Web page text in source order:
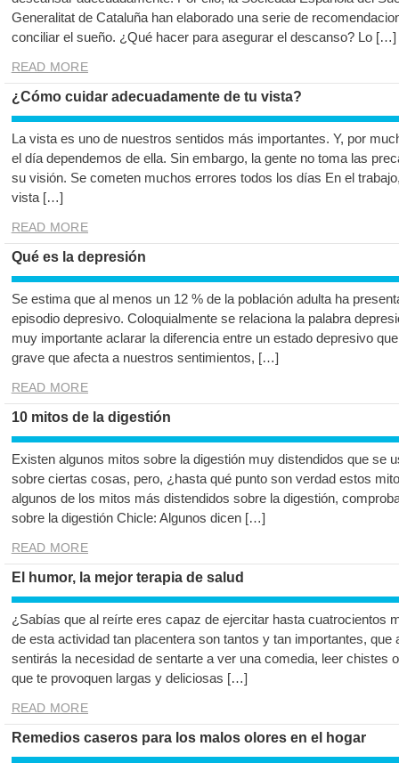
Generalitat de Cataluña han elaborado una serie de
conciliar el sueño. ¿Qué hacer para asegurar el descanso? Lo […]
READ MORE
¿Cómo cuidar adecuadamente de tu vista?
La vista es uno de nuestros sentidos más importantes. Y, por
el día dependemos de ella. Sin embargo, la gente no toma las
su visión. Se cometen muchos errores todos los días En el
vista […]
READ MORE
Qué es la depresión
Se estima que al menos un 12 % de la población adulta ha
episodio depresivo. Coloquialmente se relaciona la palabra
muy importante aclarar la diferencia entre un estado depresivo
grave que afecta a nuestros sentimientos, […]
READ MORE
10 mitos de la digestión
Existen algunos mitos sobre la digestión muy distendidos que se
sobre ciertas cosas, pero, ¿hasta qué punto son verdad estos
algunos de los mitos más distendidos sobre la digestión,
sobre la digestión Chicle: Algunos dicen […]
READ MORE
El humor, la mejor terapia de salud
¿Sabías que al reírte eres capaz de ejercitar hasta cuatrocientos
de esta actividad tan placentera son tantos y tan importantes, que
sentirás la necesidad de sentarte a ver una comedia, leer chistes
que te provoquen largas y deliciosas […]
READ MORE
Remedios caseros para los malos olores en el hogar